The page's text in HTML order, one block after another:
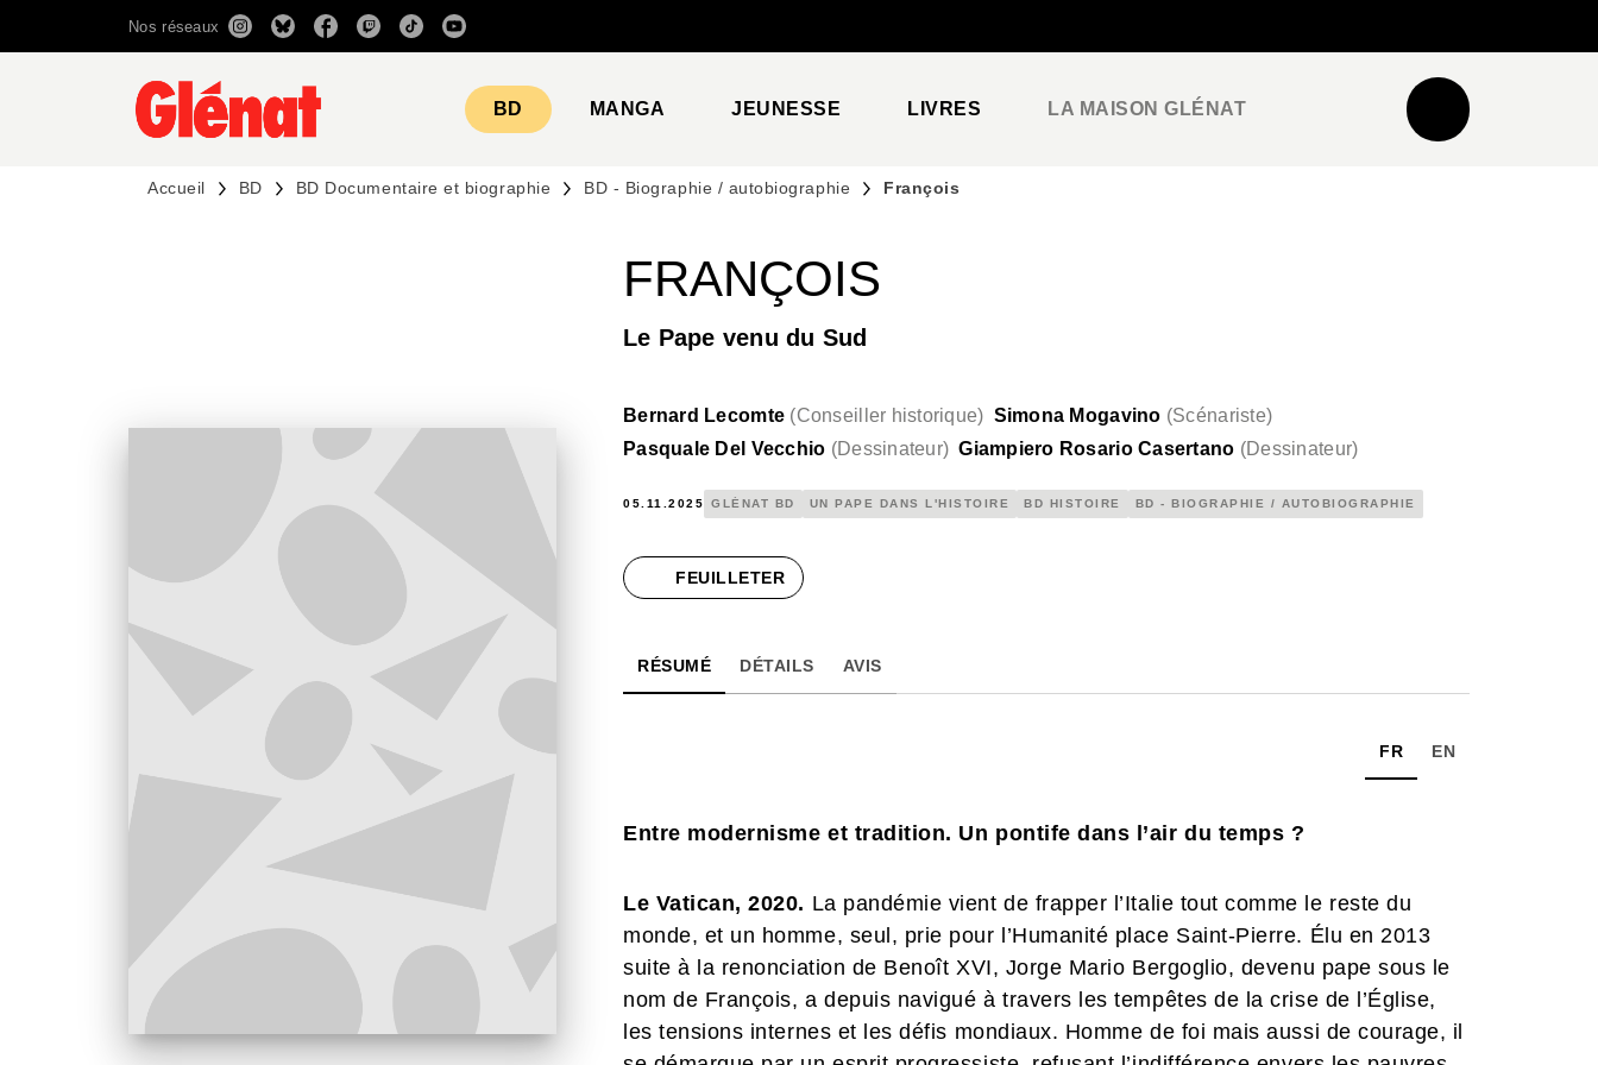
RECHERCHE CONTENU
Nos réseaux
BD MANGA JEUNESSE LIVRES LA MAISON GLÉNAT
Accueil BD BD Documentaire et biographie BD - Biographie / autobiographie François
FRANÇOIS
Le Pape venu du Sud
Bernard Lecomte (Conseiller historique) Simona Mogavino (Scénariste)
Pasquale Del Vecchio (Dessinateur) Giampiero Rosario Casertano (Dessinateur)
05.11.2025 GLÉNAT BD UN PAPE DANS L'HISTOIRE BD HISTOIRE BD - BIOGRAPHIE / AUTOBIOGRAPHIE
FEUILLETER
RÉSUMÉ DÉTAILS AVIS
FR EN
Entre modernisme et tradition. Un pontife dans l’air du temps ?
Le Vatican, 2020. La pandémie vient de frapper l’Italie tout comme le reste du
monde, et un homme, seul, prie pour l’Humanité place Saint-Pierre. Élu en 2013
suite à la renonciation de Benoît XVI, Jorge Mario Bergoglio, devenu pape sous le
nom de François, a depuis navigué à travers les tempêtes de la crise de l’Église,
les tensions internes et les défis mondiaux. Homme de foi mais aussi de courage, il